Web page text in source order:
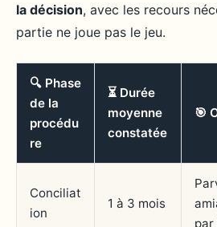
la décision, avec les recours
partie ne joue pas le jeu.
🔍 Phase
de la
procédu
re
⏳ Durée
moyenne
constatée
🎯
Conciliat
ion
1 à 3 mois
par